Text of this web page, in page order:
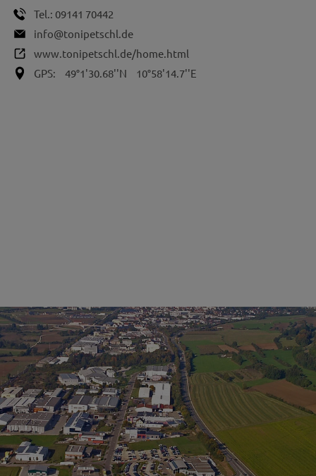
Tel.: 09141 70442
info@tonipetschl.de
www.tonipetschl.de/home.html
GPS:
49°1'30.68''N 10°58'14.7''E